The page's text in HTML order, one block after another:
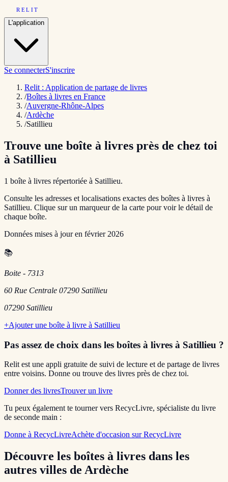
RELIT
L'application
Se connecterS'inscrire
Relit : Application de partage de livres
/Boîtes à livres en France
/Auvergne-Rhône-Alpes
/Ardèche
/Satillieu
Trouve une boîte à livres près de chez toi
à Satillieu
1 boîte à livres répertoriée à Satillieu.
Consulte les adresses et localisations exactes des boîtes à livres à
Satillieu. Clique sur un marqueur de la carte pour voir le détail de
chaque boîte.
Données mises à jour en février 2026
📚
Boite - 7313
60 Rue Centrale 07290 Satillieu
07290 Satillieu
+Ajouter une boîte à livre à Satillieu
Pas assez de choix dans les boîtes à livres à Satillieu ?
Relit est une appli gratuite de suivi de lecture et de partage de livres
entre voisins. Donne ou trouve des livres près de chez toi.
Donner des livresTrouver un livre
Tu peux également te tourner vers RecycLivre, spécialiste du livre
de seconde main :
Donne à RecycLivreAchète d'occasion sur RecycLivre
Découvre les boîtes à livres dans les
autres villes de Ardèche